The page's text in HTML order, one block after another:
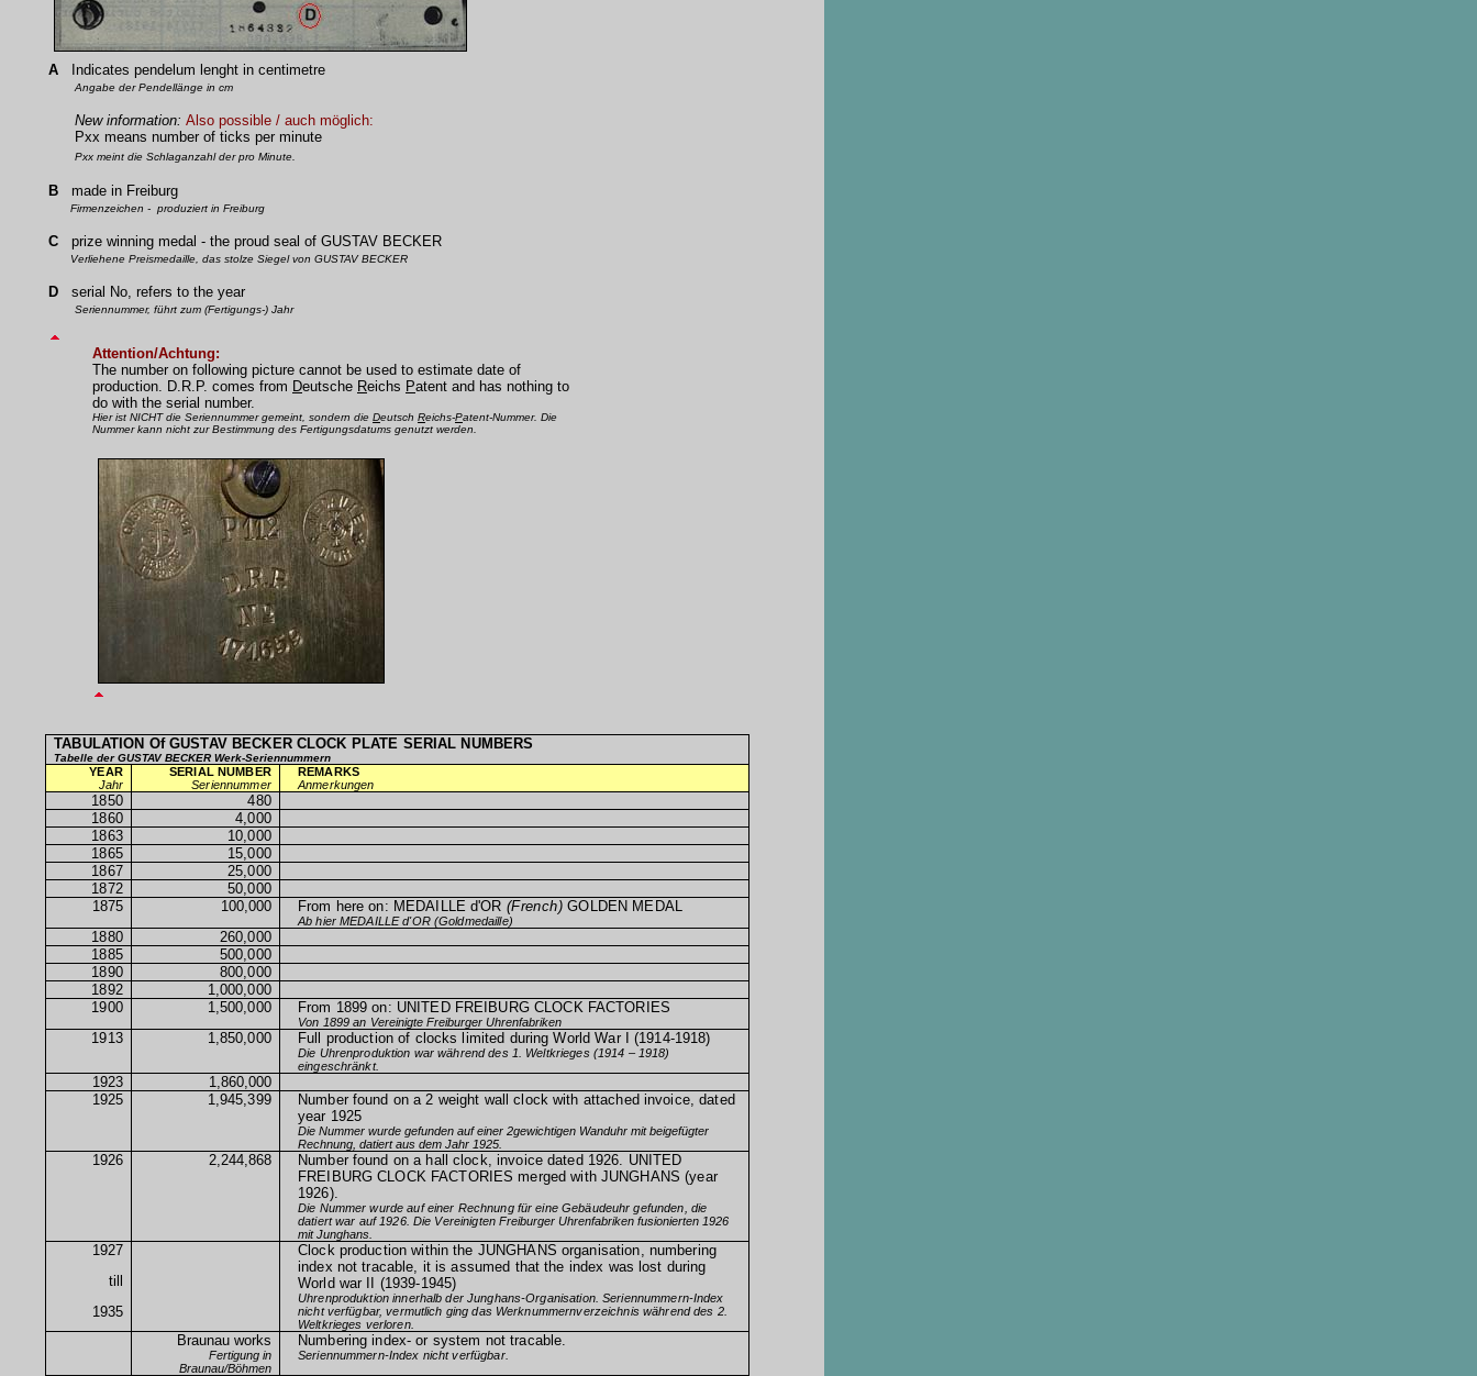
A Indicates pendelum lenght in centimetre
Angabe der Pendellänge in cm
New information: Also possible / auch möglich:
Pxx means number of ticks per minute
Pxx meint die Schlaganzahl der pro Minute.
B made in Freiburg
Firmenzeichen - produziert in Freiburg
C prize winning medal - the proud seal of GUSTAV BECKER
Verliehene Preismedaille, das stolze Siegel von GUSTAV BECKER
D serial No, refers to the year
Seriennummer, führt zum (Fertigungs-) Jahr
Attention/Achtung:
The number on following picture cannot be used to estimate date of
production. D.R.P. comes from Deutsche Reichs Patent and has nothing to
do with the serial number.
Hier ist NICHT die Seriennummer gemeint, sondern die Deutsch Reichs-Patent-Nummer. Die
Nummer kann nicht zur Bestimmung des Fertigungsdatums genutzt werden.
TABULATION OfGUSTAV BECKER CLOCK PLATE SERIAL NUMBERS
Tabelle der GUSTAV BECKER Werk-Seriennummern
YEAR
Jahr
SERIAL NUMBER
Seriennummer
REMARKS
Anmerkungen
1850
480
1860
4,000
1863
10,000
1865
15,000
1867
25,000
1872
50,000
1875
100,000 From here on: MEDAILLEd'OR (French)GOLDEN MEDAL
Ab hier MEDAILLEd'OR (Goldmedaille)
1880
260,000
1885
500,000
1890
800,000
1892
1,000,000
1900
1,500,000 From 1899 on: UNITED FREIBURG CLOCK FACTORIES
Von 1899 an Vereinigte Freiburger Uhrenfabriken
1913 1,850,000 Full production of clocks limited during World War I (1914-1918)
Die Uhrenproduktion war während des 1. Weltkrieges (1914 – 1918)
eingeschränkt.
1923
1,860,000
1925
1,945,399
Number found on a 2 weight wall clock with attached invoice, dated
year 1925
Die Nummer wurde gefunden auf einer 2gewichtigen Wanduhr mit beigefügter
Rechnung, datiert aus dem Jahr 1925.
1926 2,244,868
Number found on a hall clock, invoice dated 1926. UNITED
FREIBURGCLOCK FACTORIES merged with JUNGHANS(year
1926).
Die Nummer wurde auf einer Rechnung für eine Gebäudeuhr gefunden, die
datiert war auf 1926. Die VereinigtenFreiburger Uhrenfabriken fusionierten 1926
mit Junghans.
1927
till
1935
Clock production within the JUNGHANS organisation, numbering
index not tracable, it is assumed that the index was lost during
World war II (1939-1945)
Uhrenproduktion innerhalb der Junghans-Organisation. Seriennummern-Index
nicht verfügbar, vermutlich ging das Werknummernverzeichnis während des 2.
Weltkrieges verloren.
Braunau works
Fertigung in
Braunau/Böhmen
Numbering index- or system not tracable
Seriennummern-Index nicht verfügbar.